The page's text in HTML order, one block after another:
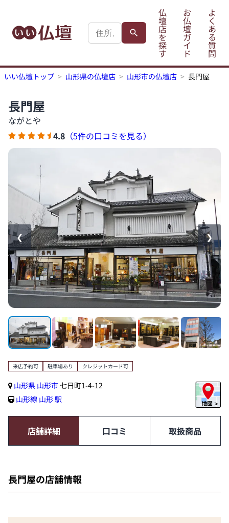
仏
壇
店
を
探
す
お
仏
壇
ガ
イ
ド
よ
く
あ
る
質
問
いい仏壇トップ 山形県の仏壇店 山形市の仏壇店 長門屋
長門屋
ながとや
4.8 （5件の口コミを見る）
❮ ❯
来店予約可 駐車場あり クレジットカード可
山形県 山形市七日町1-4-12
山形線 山形 駅
店舗詳細 口コミ 取扱商品
長門屋の店舗情報